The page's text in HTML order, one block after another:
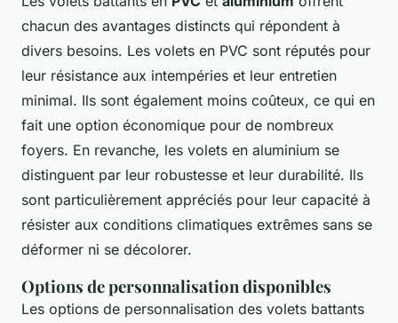
chacun des avantages distincts qui répondent à
divers besoins. Les volets en PVC sont réputés pour
leur résistance aux intempéries et leur entretien
minimal. Ils sont également moins coûteux, ce qui en
fait une option économique pour de nombreux
foyers. En revanche, les volets en aluminium se
distinguent par leur robustesse et leur durabilité. Ils
sont particulièrement appréciés pour leur capacité à
résister aux conditions climatiques extrêmes sans se
déformer ni se décolorer.
Options de personnalisation disponibles
Les options de personnalisation des volets battants